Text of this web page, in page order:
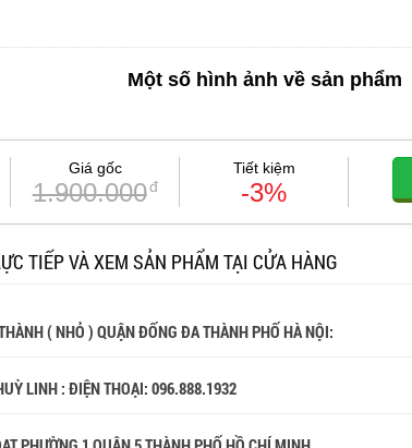
Một số hình ảnh về sản phẩm
Giá gốc
1.900.000đ
Tiết kiệm
-3%
TIẾP VÀ XEM SẢN PHẨM TẠI CỬA HÀNG
( NHỎ ) QUẬN ĐỐNG ĐA THÀNH PHỐ HÀ NỘI:
LINH : ĐIỆN THOẠI:096.888.1932